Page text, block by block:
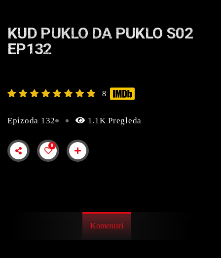
KUD PUKLO DA PUKLO S02
EP132
8
Epizoda 132 1.1K Pregleda
0
Komentari